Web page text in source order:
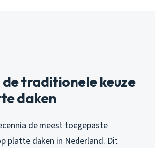
de traditionele keuze
daken
de meest toegepaste
platte daken in Nederland. Dit